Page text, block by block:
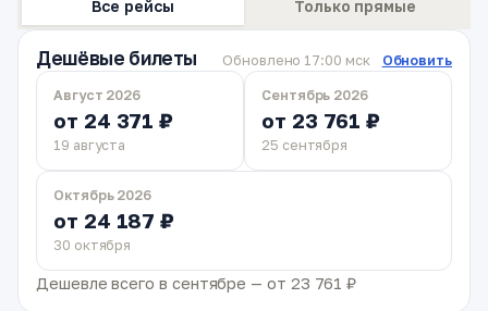
Все рейсы Только прямые
Дешёвые билеты Обновлено 17:00 мск Обновить
Август 2026
от 24 371 ₽
19 августа
Сентябрь 2026
от 23 761 ₽
25 сентября
Октябрь 2026
от 24 187 ₽
30 октября
Дешевле всего в сентябре — от 23 761 ₽